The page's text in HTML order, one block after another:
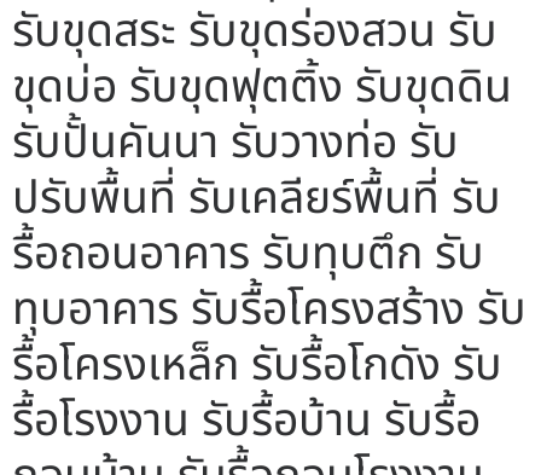
รับขุดสระ รับขุดร่องสวน รับ
ขุดบ่อ รับขุดฟุตติ้ง รับขุดดิน
รับปั้นคันนา รับวางท่อ รับ
ปรับพื้นที่ รับเคลียร์พื้นที่ รับ
รื้อถอนอาคาร รับทุบตึก รับ
ทุบอาคาร รับรื้อโครงสร้าง รับ
รื้อโครงเหล็ก รับรื้อโกดัง รับ
รื้อโรงงาน รับรื้อบ้าน รับรื้อ